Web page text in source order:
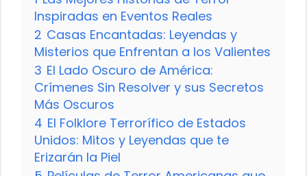
Inspiradas en Eventos Reales
2 Casas Encantadas: Leyendas y
Misterios que Enfrentan a los Valientes
3 El Lado Oscuro de América:
Crímenes Sin Resolver y sus Secretos
Más Oscuros
4 El Folklore Terrorífico de Estados
Unidos: Mitos y Leyendas que te
Erizarán la Piel